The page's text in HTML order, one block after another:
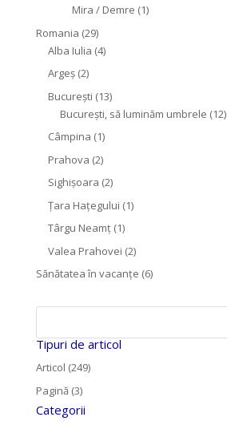
Mira / Demre (1)
Romania (29)
Alba Iulia (4)
Argeș(2)
București (13)
București, să luminăm umbrele (12)
Câmpina (1)
Prahova (2)
Sighişoara (2)
Țara Hațegului (1)
Târgu Neamţ(1)
Valea Prahovei (2)
Sănătatea în vacanțe (6)
Tipuri de articol
Articol (249)
Pagină (3)
Categorii